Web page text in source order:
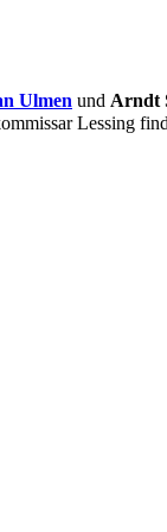
Ulmen und Arndt
Lessing